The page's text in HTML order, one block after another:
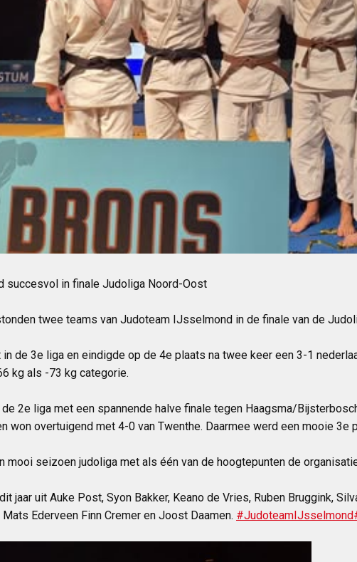
succesvol in finale Judoliga Noord-Oost
twee teams van Judoteam IJsselmond in de finale van de
in de 3e liga en eindigde op de 4e plaats na twee keer een 3-1
kg als -73 kg categorie.
de 2e liga met een spannende halve finale tegen Haagsma/
won overtuigend met 4-0 van Twenthe. Daarmee werd een mooie 3e
mooi seizoen judoliga met als één van de hoogtepunten de
jaar uit Auke Post, Syon Bakker, Keano de Vries, Ruben Bruggink,
Ederveen Finn Cremer en Joost Daamen. #JudoteamIJsselmond